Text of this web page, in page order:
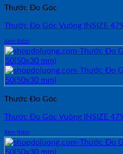
Thước Đo Góc
Thước Đo Góc Vuông INSIZE
Xem thêm
Thước Đo Góc
Thước Đo Góc Vuông INSIZE
Xem thêm